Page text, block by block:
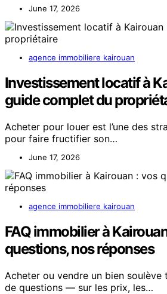
June 17, 2026
agence immobiliere kairouan
Investissement locatif à
guide complet du
Acheter pour louer est l’une des
pour faire fructifier son…
June 17, 2026
agence immobiliere kairouan
FAQ immobilier à
questions, nos réponses
Acheter ou vendre un bien soulève
de questions — sur les prix, les…